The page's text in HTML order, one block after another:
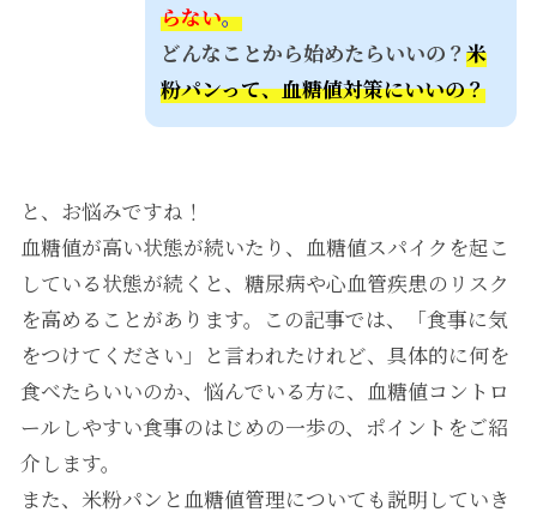
らない。
どんなことから始めたらいいの？ 米
粉パンって、血糖値対策にいいの？
と、お悩みですね！
血糖値が高い状態が続いたり、血糖値スパイクを起こ
している状態が続くと、糖尿病や心血管疾患のリスク
を高めることがあります。この記事では、「食事に気
をつけてください」と言われたけれど、具体的に何を
食べたらいいのか、悩んでいる方に、血糖値コントロ
ールしやすい食事のはじめの一歩の、ポイントをご紹
介します。
また、米粉パンと血糖値管理についても説明していき